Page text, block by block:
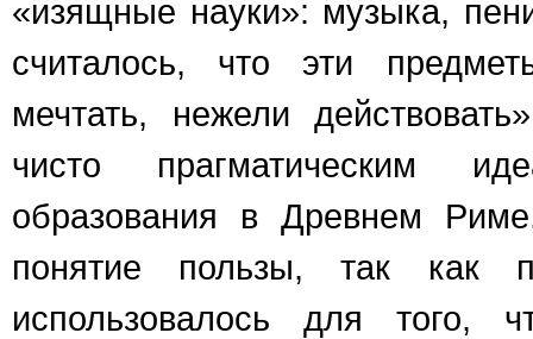
«изящные науки»: музыка,
считалось, что эти
мечтать, нежели
чисто прагматическим
образования в Древнем
понятие пользы, так как
использовалось для того,